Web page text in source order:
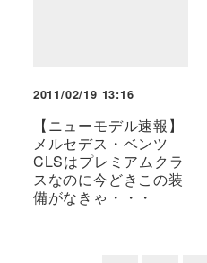
2011/02/19 13:16
【ニューモデル速報】
メルセデス・ベンツ
CLSはプレミアムクラ
スなのに今どきこの装
備がなきゃ・・・